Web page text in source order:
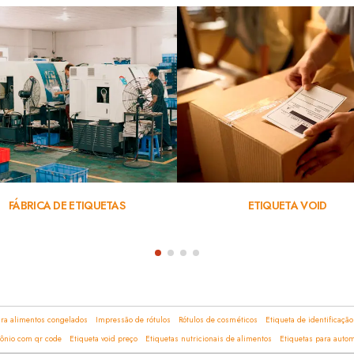
FÁBRICA DE ETIQUETAS ETIQUETA VOID
alimentos congelados Impressão de rótulos Rótulos de cosméticos Etiqueta de
com qr code Etiqueta void preço Etiquetas nutricionais de alimentos Etiquetas para